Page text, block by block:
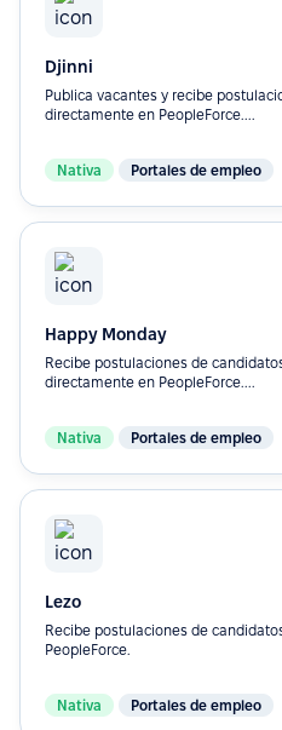
Djinni
Publica vacantes y recibe
directamente en PeopleForce....
Nativa Portales de empleo
Happy Monday
Recibe postulaciones de
directamente en PeopleForce....
Nativa Portales de empleo
Lezo
Recibe postulaciones de
PeopleForce.
Nativa Portales de empleo